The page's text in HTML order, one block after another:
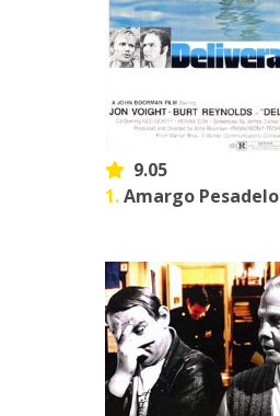
9.05
1.Amargo Pesadelo